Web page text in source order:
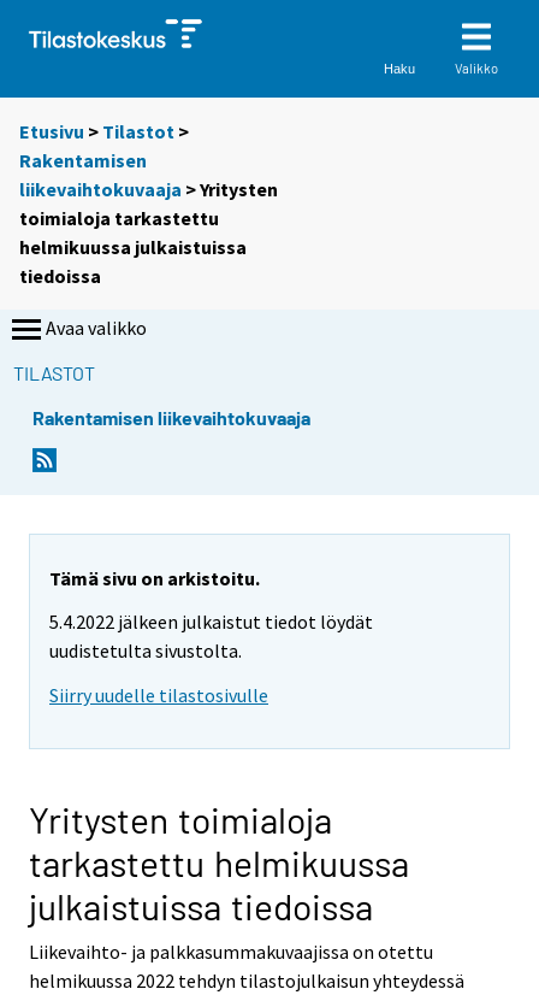
Haku Valikko
Etusivu > Tilastot >
Rakentamisen
liikevaihtokuvaaja > Yritysten
toimialoja tarkastettu
helmikuussa julkaistuissa
tiedoissa
Avaa valikko
TILASTOT
Rakentamisen liikevaihtokuvaaja
Tämä sivu on arkistoitu.
5.4.2022 jälkeen julkaistut tiedot löydät
uudistetulta sivustolta.
Siirry uudelle tilastosivulle
Yritysten toimialoja
tarkastettu helmikuussa
julkaistuissa tiedoissa
Liikevaihto- ja palkkasummakuvaajissa on otettu
helmikuussa 2022 tehdyn tilastojulkaisun yhteydessä